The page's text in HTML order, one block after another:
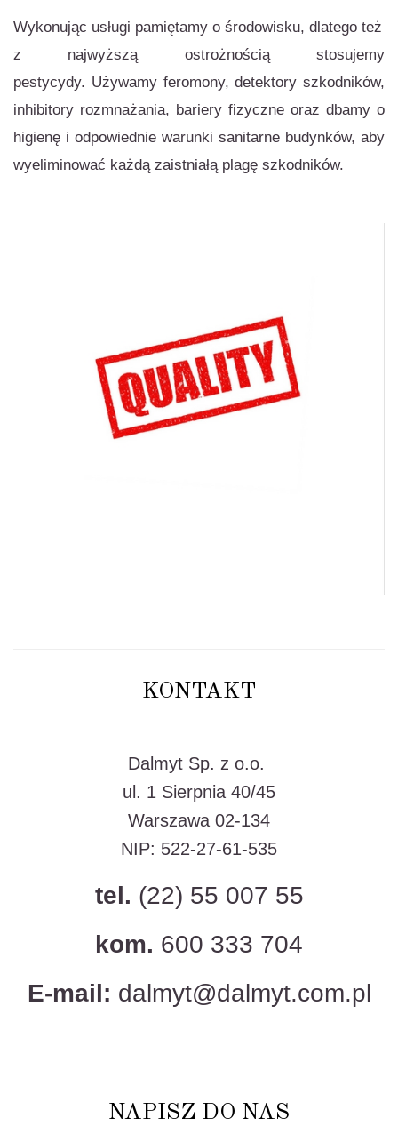
Wykonując usługi pamiętamy o środowisku, dlatego też
z najwyższą ostrożnością stosujemy
pestycydy. Używamy feromony, detektory szkodników,
inhibitory rozmnażania, bariery fizyczne oraz dbamy o
higienę i odpowiednie warunki sanitarne budynków, aby
wyeliminować każdą zaistniałą plagę szkodników.
KONTAKT
Dalmyt Sp. z o.o.
ul. 1 Sierpnia 40/45
Warszawa 02-134
NIP: 522-27-61-535
tel. (22) 55 007 55
kom. 600 333 704
E-mail: dalmyt@dalmyt.com.pl
NAPISZ DO NAS